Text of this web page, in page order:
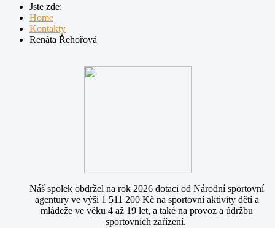
Jste zde:
Home
Kontakty
Renáta Řehořová
Náš spolek obdržel na rok 2026 dotaci od Národní sportovní
agentury ve výši 1 511 200 Kč na sportovní aktivity dětí a
mládeže ve věku 4 až 19 let, a také na provoz a údržbu
sportovních zařízení.